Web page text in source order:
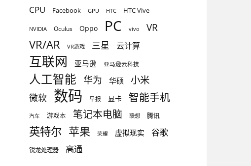
CPU Facebook GPU HTC HTC Vive
NVIDIA Oculus Oppo PC vivo VR
VR/AR VR游戏 三星 云计算
互联网 亚马逊 亚马逊云科技
人工智能 华为 华硕 小米
微软 数码 早报 显卡 智能手机
汽车 游戏本 笔记本电脑 联想 腾讯
英特尔 苹果 荣耀 虚拟现实 谷歌
锐龙处理器 高通